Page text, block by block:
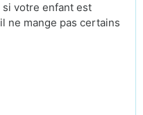
votre enfant est
ne mange pas certains